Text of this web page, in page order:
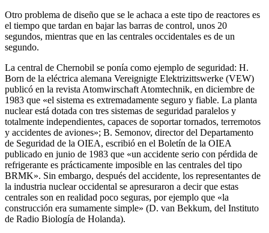
Otro problema de diseño que se le achaca a este tipo de reactores es
el tiempo que tardan en bajar las barras de control, unos 20
segundos, mientras que en las centrales occidentales es de un
segundo.
La central de Chernobil se ponía como ejemplo de seguridad: H.
Born de la eléctrica alemana Vereignigte Elektrizittswerke (VEW)
publicó en la revista Atomwirschaft Atomtechnik, en diciembre de
1983 que «el sistema es extremadamente seguro y fiable. La planta
nuclear está dotada con tres sistemas de seguridad paralelos y
totalmente independientes, capaces de soportar tornados, terremotos
y accidentes de aviones»; B. Semonov, director del Departamento
de Seguridad de la OIEA, escribió en el Boletín de la OIEA
publicado en junio de 1983 que «un accidente serio con pérdida de
refrigerante es prácticamente imposible en las centrales del tipo
BRMK». Sin embargo, después del accidente, los representantes de
la industria nuclear occidental se apresuraron a decir que estas
centrales son en realidad poco seguras, por ejemplo que «la
construcción era sumamente simple» (D. van Bekkum, del Instituto
de Radio Biología de Holanda).